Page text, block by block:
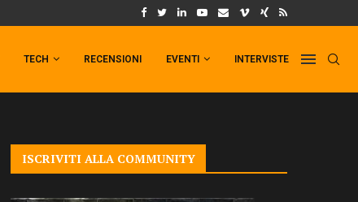
IL TRAILER DI FIST OF THE NORTH STAR!
TECH RECENSIONI EVENTI INTERVISTE
ISCRIVITI ALLA COMMUNITY